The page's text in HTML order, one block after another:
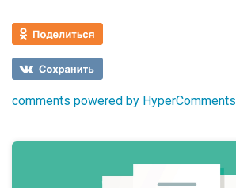
comments powered by HyperComments